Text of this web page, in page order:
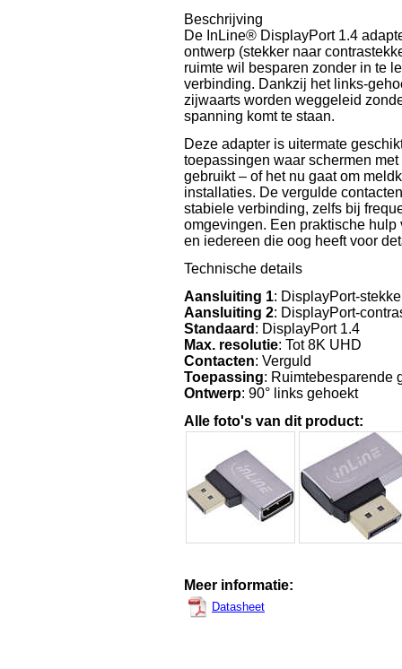
Beschrijving
De InLine® DisplayPort 1.4
ontwerp (stekker naar
ruimte wil besparen zonder in te
verbinding. Dankzij het links-
zijwaarts worden weggeleid
spanning komt te staan.
Deze adapter is uitermate
toepassingen waar schermen
gebruikt – of het nu gaat om
installaties. De vergulde
stabiele verbinding, zelfs bij
omgevingen. Een praktische
en iedereen die oog heeft voor
Technische details
Aansluiting 1: DisplayPort-
Aansluiting 2: DisplayPort-
Standaard : DisplayPort 1.4
Max. resolutie: Tot 8K UHD
Contacten: Verguld
Toepassing: Ruimtebesparende
Ontwerp: 90° links gehoekt
Alle foto's van dit product:
Meer informatie:
Datasheet